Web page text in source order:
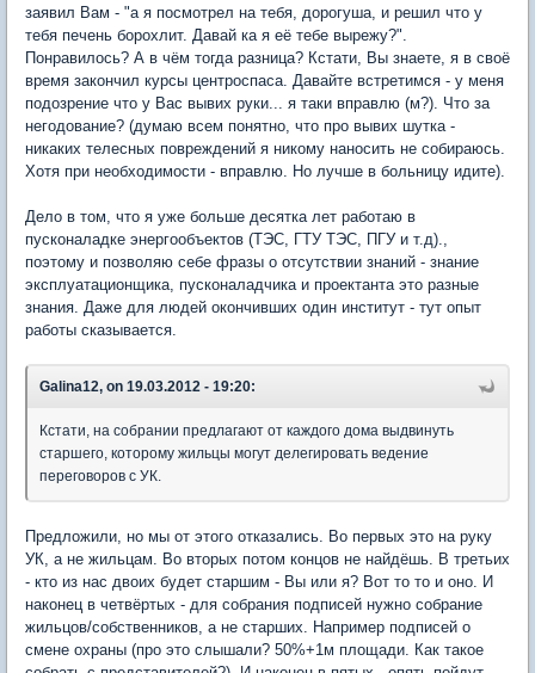
заявил Вам - "а я посмотрел на тебя, дорогуша, и решил что у
тебя печень борохлит. Давай ка я её тебе вырежу?".
Понравилось? А в чём тогда разница? Кстати, Вы знаете, я в своё
время закончил курсы центроспаса. Давайте встретимся - у меня
подозрение что у Вас вывих руки... я таки вправлю (м?). Что за
негодование? (думаю всем понятно, что про вывих шутка -
никаких телесных повреждений я никому наносить не собираюсь.
Хотя при необходимости - вправлю. Но лучше в больницу идите).
Дело в том, что я уже больше десятка лет работаю в
пусконаладке энергообъектов (ТЭС, ГТУ ТЭС, ПГУ и т.д).,
поэтому и позволяю себе фразы о отсутствии знаний - знание
эксплуатационщика, пусконаладчика и проектанта это разные
знания. Даже для людей окончивших один институт - тут опыт
работы сказывается.
Galina12, on 19.03.2012 - 19:20:
Кстати, на собрании предлагают от каждого дома выдвинуть
старшего, которому жильцы могут делегировать ведение
переговоров с УК.
Предложили, но мы от этого отказались. Во первых это на руку
УК, а не жильцам. Во вторых потом концов не найдёшь. В третьих
- кто из нас двоих будет старшим - Вы или я? Вот то то и оно. И
наконец в четвёртых - для собрания подписей нужно собрание
жильцов/собственников, а не старших. Например подписей о
смене охраны (про это слышали? 50%+1м площади. Как такое